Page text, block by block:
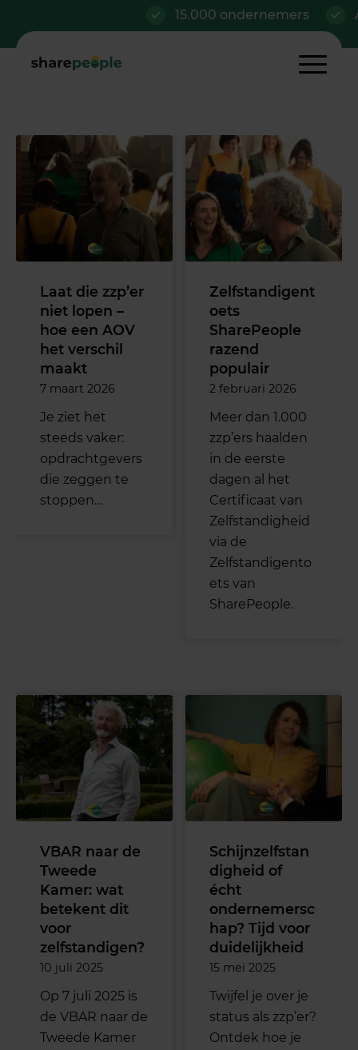
15.000 ondernemers Al
Laat die zzp’er
niet lopen –
hoe een AOV
het verschil
maakt
7 maart 2026
Je ziet het
steeds vaker:
opdrachtgevers
die zeggen te
stoppen…
Zelfstandigent
oets
SharePeople
razend
populair
2 februari 2026
Meer dan 1.000
zzp’ers haalden
in de eerste
dagen al het
Certificaat van
Zelfstandigheid
via de
Zelfstandigento
ets van
SharePeople.
VBAR naar de
Tweede
Kamer: wat
betekent dit
voor
zelfstandigen?
10 juli 2025
Op 7 juli 2025 is
de VBAR naar de
Tweede Kamer
Schijnzelfstan
digheid of
écht
ondernemersc
hap? Tijd voor
duidelijkheid
15 mei 2025
Twijfel je over je
status als zzp’er?
Ontdek hoe je